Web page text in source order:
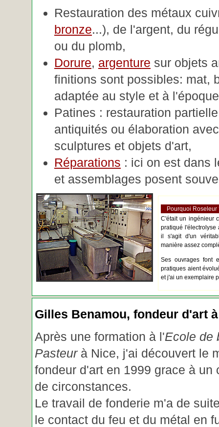
Restauration des métaux
bronze...), de l'argent, du
ou du plomb,
Dorure, argenture sur objets
finitions sont possibles: mat,
adaptée au style et à
Patines : restauration
antiquités ou élaboration
sculptures et objets d'art,
Réparations : ici on est dans
et assemblages posent
Pourquoi Roseleur
C'était un ingénieur
pratiqué l'électrolyse
il s'agit d'un
manière assez
Ses ouvrages font
pratiques aient
et j'ai un exemplaire
Gilles Benamou, fondeur d'art
Après une formation à l'Ecole de
Pasteurà Nice, j'ai découvert le
fondeur d'art en 1999 grace à un
de circonstances.
Le travail de fonderie m'a de
le contact du feu et du métal en